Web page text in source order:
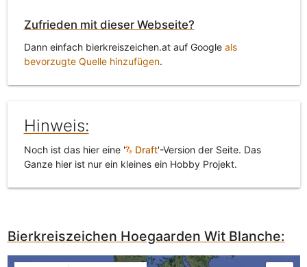
Zufrieden mit dieser Webseite?
Dann einfach bierkreiszeichen.at auf Google als
bevorzugte Quelle hinzufügen.
Hinweis:
Noch ist das hier eine ' Draft'-Version der Seite. Das
Ganze hier ist nur ein kleines ein Hobby Projekt.
Bierkreiszeichen Hoegaarden Wit Blanche: